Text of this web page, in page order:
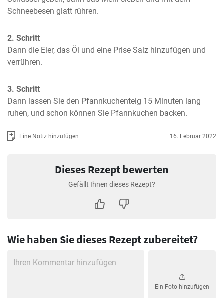
Schneebesen glatt rühren.
2. Schritt
Dann die Eier, das Öl und eine Prise Salz hinzufügen und
verrühren.
3. Schritt
Dann lassen Sie den Pfannkuchenteig 15 Minuten lang
ruhen, und schon können Sie Pfannkuchen backen.
Eine Notiz hinzufügen 16. Februar 2022
Dieses Rezept bewerten
Gefällt Ihnen dieses Rezept?
Wie haben Sie dieses Rezept zubereitet?
Ein Foto hinzufügen